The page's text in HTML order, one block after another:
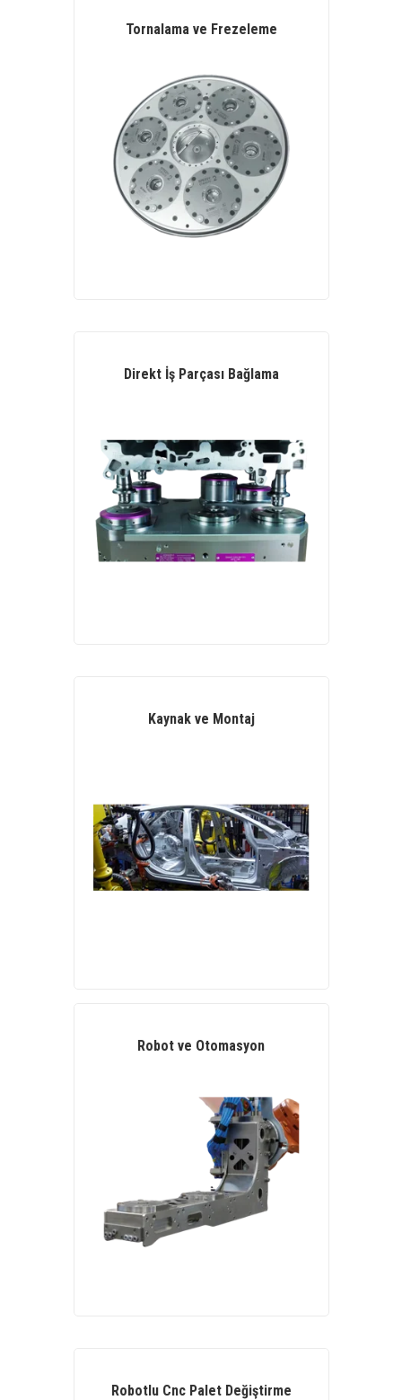
Tornalama ve Frezeleme
Direkt İş Parçası Bağlama
Kaynak ve Montaj
Robot ve Otomasyon
Robotlu Cnc Palet Değiştirme